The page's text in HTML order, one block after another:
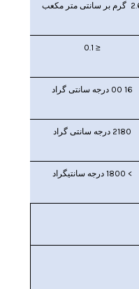
گرم بر سانتی متر مکعب
≤
0.1
16 00 درجه سانتی گراد
2180 درجه سانتی گراد
> 1800 درجه سانتیگراد